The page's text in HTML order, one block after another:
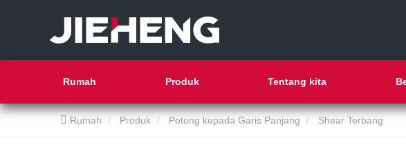
Rumah Produk Tentang kita
Rumah Produk Potong kepada Garis Panjang Shear Terbang